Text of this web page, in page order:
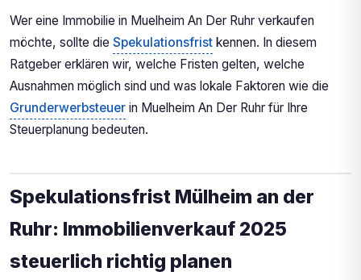
Wer eine Immobilie in Muelheim An Der Ruhr verkaufen
möchte, sollte die Spekulationsfrist kennen. In diesem
Ratgeber erklären wir, welche Fristen gelten, welche
Ausnahmen möglich sind und was lokale Faktoren wie die
Grunderwerbsteuer in Muelheim An Der Ruhr für Ihre
Steuerplanung bedeuten.
Spekulationsfrist Mülheim an der
Ruhr: Immobilienverkauf 2025
steuerlich richtig planen